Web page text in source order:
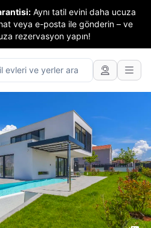
Aynı tatil evini daha ucuza
veya e-posta ile gönderin – ve
rezervasyon yapın!